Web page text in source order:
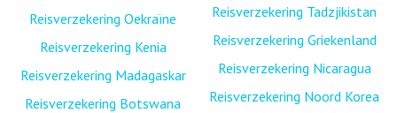
Reisverzekering Oekraïne
Reisverzekering Kenia
Reisverzekering Madagaskar
Reisverzekering Botswana
Reisverzekering Tadzjikistan
Reisverzekering Griekenland
Reisverzekering Nicaragua
Reisverzekering Noord Korea